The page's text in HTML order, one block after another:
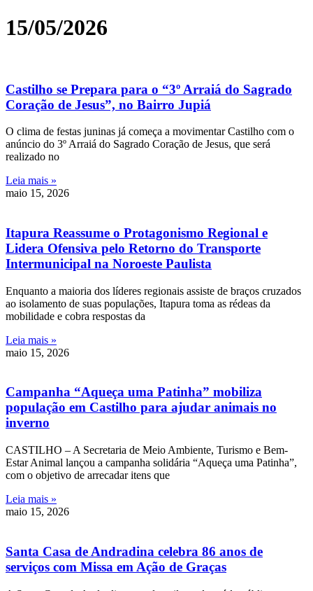
15/05/2026
Castilho se Prepara para o “3º Arraiá do Sagrado
Coração de Jesus”, no Bairro Jupiá
O clima de festas juninas já começa a movimentar Castilho com o
anúncio do 3º Arraiá do Sagrado Coração de Jesus, que será
realizado no
Leia mais »
maio 15, 2026
Itapura Reassume o Protagonismo Regional e
Lidera Ofensiva pelo Retorno do Transporte
Intermunicipal na Noroeste Paulista
Enquanto a maioria dos líderes regionais assiste de braços cruzados
ao isolamento de suas populações, Itapura toma as rédeas da
mobilidade e cobra respostas da
Leia mais »
maio 15, 2026
Campanha “Aqueça uma Patinha” mobiliza
população em Castilho para ajudar animais no
inverno
CASTILHO – A Secretaria de Meio Ambiente, Turismo e Bem-
Estar Animal lançou a campanha solidária “Aqueça uma Patinha”,
com o objetivo de arrecadar itens que
Leia mais »
maio 15, 2026
Santa Casa de Andradina celebra 86 anos de
serviços com Missa em Ação de Graças